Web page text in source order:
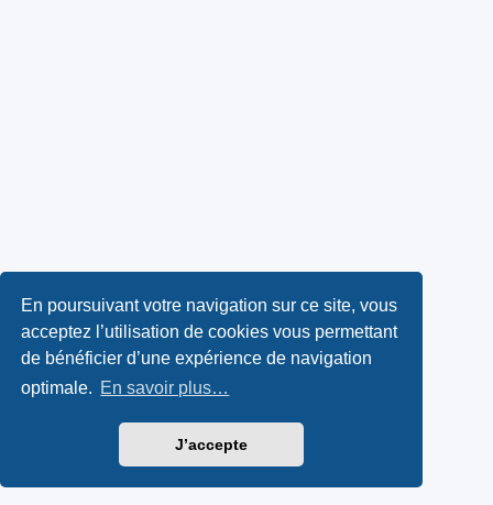
En poursuivant votre navigation sur ce site, vous
acceptez l’utilisation de cookies vous permettant
de bénéficier d’une expérience de navigation
optimale. En savoir plus…
J’accepte